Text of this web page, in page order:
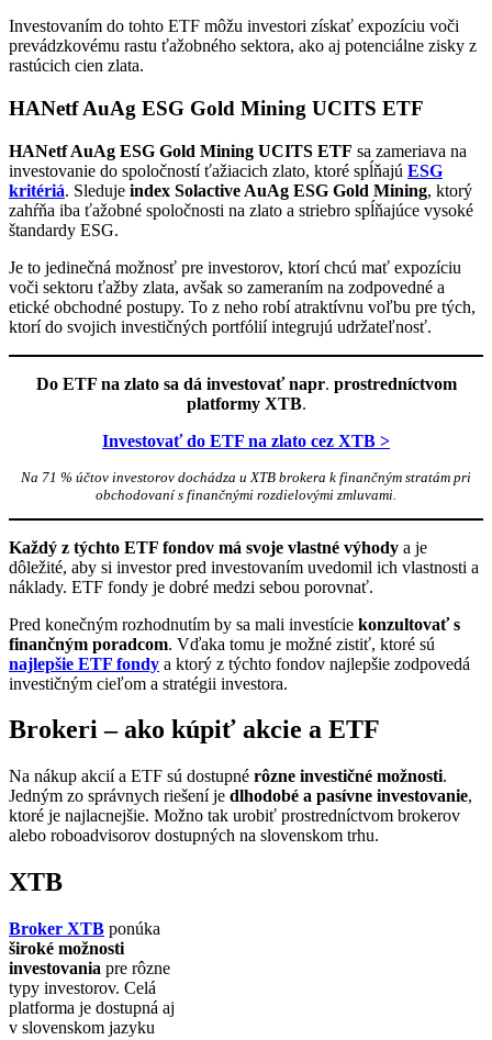
Investovaním do tohto ETF môžu investori získať expozíciu voči
prevádzkovému rastu ťažobného sektora, ako aj potenciálne zisky z
rastúcich cien zlata.
HANetf AuAg ESG Gold Mining UCITS ETF
HANetf AuAg ESG Gold Mining UCITS ETF sa zameriava na
investovanie do spoločností ťažiacich zlato, ktoré spĺňajú ESG
kritériá. Sleduje index Solactive AuAg ESG Gold Mining, ktorý
zahŕňa iba ťažobné spoločnosti na zlato a striebro spĺňajúce vysoké
štandardy ESG.
Je to jedinečná možnosť pre investorov, ktorí chcú mať expozíciu
voči sektoru ťažby zlata, avšak so zameraním na zodpovedné a
etické obchodné postupy. To z neho robí atraktívnu voľbu pre tých,
ktorí do svojich investičných portfólií integrujú udržateľnosť.
Do ETF na zlato sa dá investovať napr. prostredníctvom
platformy XTB.
Investovať do ETF na zlato cez XTB >
Na 71 % účtov investorov dochádza u XTB brokera k finančným stratám pri
obchodovaní s finančnými rozdielovými zmluvami.
Každý z týchto ETF fondov má svoje vlastné výhody a je
dôležité, aby si investor pred investovaním uvedomil ich vlastnosti a
náklady. ETF fondy je dobré medzi sebou porovnať.
Pred konečným rozhodnutím by sa mali investície konzultovať s
finančným poradcom. Vďaka tomu je možné zistiť, ktoré sú
najlepšie ETF fondy a ktorý z týchto fondov najlepšie zodpovedá
investičným cieľom a stratégii investora.
Brokeri – ako kúpiť akcie a ETF
Na nákup akcií a ETF sú dostupné rôzne investičné možnosti.
Jedným zo správnych riešení je dlhodobé a pasívne investovanie,
ktoré je najlacnejšie. Možno tak urobiť prostredníctvom brokerov
alebo roboadvisorov dostupných na slovenskom trhu.
XTB
Broker XTB ponúka
široké možnosti
investovania pre rôzne
typy investorov. Celá
platforma je dostupná aj
v slovenskom jazyku